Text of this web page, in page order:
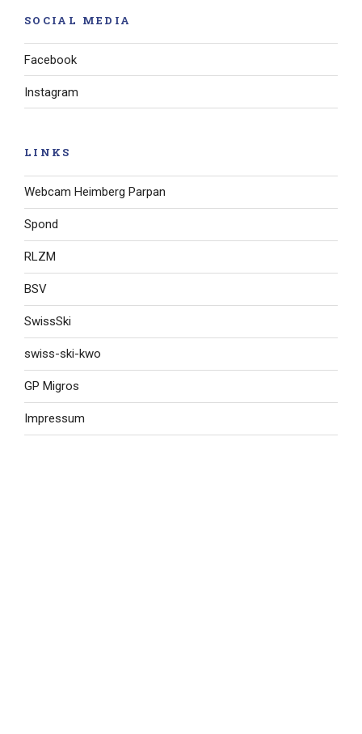
SOCIAL MEDIA
Facebook
Instagram
LINKS
Webcam Heimberg Parpan
Spond
RLZM
BSV
SwissSki
swiss-ski-kwo
GP Migros
Impressum